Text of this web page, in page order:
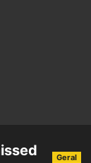
Geral